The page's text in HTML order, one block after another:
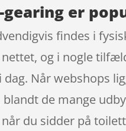
gearing er
findes i
og i nogle
Når webshops
de mange
du sidder på